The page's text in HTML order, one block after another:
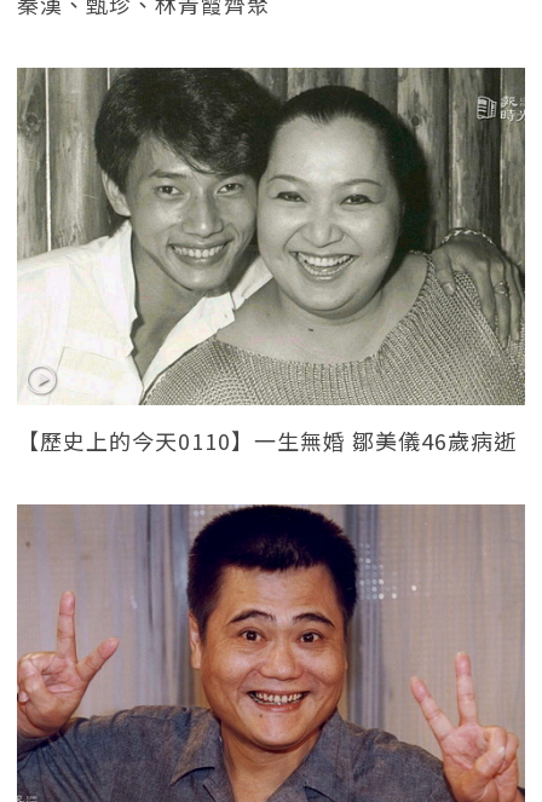
【歷史上的今天0110】一生無婚 鄒美儀46歲病逝